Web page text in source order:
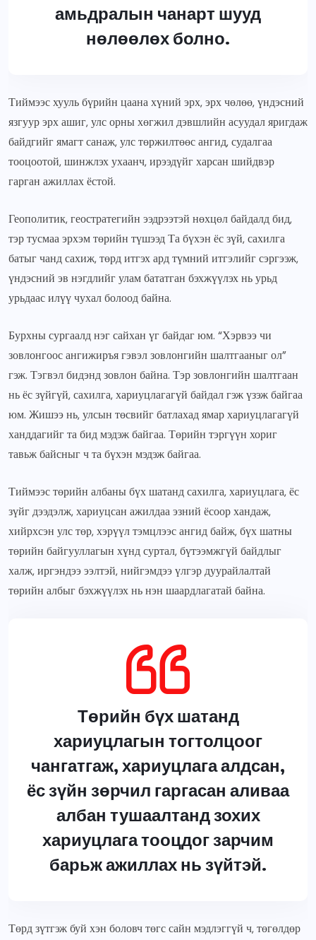
амьдралын чанарт шууд
нөлөөлөх болно.
Тиймээс хууль бүрийн цаана хүний эрх, эрх чөлөө, үндэсний
язгуур эрх ашиг, улс орны хөгжил дэвшлийн асуудал яригдаж
байдгийг ямагт санаж, улс төржилтөөс ангид, судалгаа
тооцоотой, шинжлэх ухаанч, ирээдүйг харсан шийдвэр
гарган ажиллах ёстой.
Геополитик, геостратегийн ээдрээтэй нөхцөл байдалд бид,
тэр тусмаа эрхэм төрийн түшээд Та бүхэн ёс зүй, сахилга
батыг чанд сахиж, төрд итгэх ард түмний итгэлийг сэргээж,
үндэсний эв нэгдлийг улам бататган бэхжүүлэх нь урьд
урьдаас илүү чухал болоод байна.
Бурхны сургаалд нэг сайхан үг байдаг юм. “Хэрвээ чи
зовлонгоос ангижиръя гэвэл зовлонгийн шалтгааныг ол”
гэж. Тэгвэл бидэнд зовлон байна. Тэр зовлонгийн шалтгаан
нь ёс зүйгүй, сахилга, хариуцлагагүй байдал гэж үзэж байгаа
юм. Жишээ нь, улсын төсвийг батлахад ямар хариуцлагагүй
ханддагийг та бид мэдэж байгаа. Төрийн тэргүүн хориг
тавьж байсныг ч та бүхэн мэдэж байгаа.
Тиймээс төрийн албаны бүх шатанд сахилга, хариуцлага, ёс
зүйг дээдэлж, хариуцсан ажилдаа эзний ёсоор хандаж,
хийрхсэн улс төр, хэрүүл тэмцлээс ангид байж, бүх шатны
төрийн байгууллагын хүнд суртал, бүтээмжгүй байдлыг
халж, иргэндээ ээлтэй, нийгэмдээ үлгэр дуурайлалтай
төрийн албыг бэхжүүлэх нь нэн шаардлагатай байна.
Төрийн бүх шатанд
хариуцлагын тогтолцоог
чангатгаж, хариуцлага алдсан,
ёс зүйн зөрчил гаргасан аливаа
албан тушаалтанд зохих
хариуцлага тооцдог зарчим
барьж ажиллах нь зүйтэй.
Төрд зүтгэж буй хэн боловч төгс сайн мэдлэггүй ч, төгөлдөр